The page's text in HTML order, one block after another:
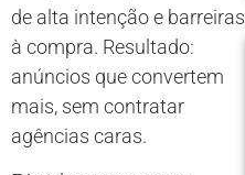
de alta intenção e barreiras
à compra. Resultado:
anúncios que convertem
mais, sem contratar
agências caras.